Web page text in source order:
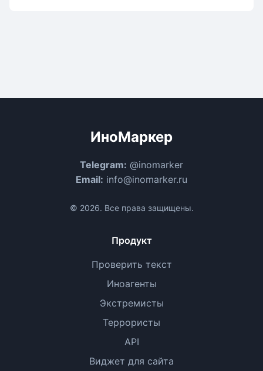
ИноМаркер
Telegram: @inomarker
Email: info@inomarker.ru
© 2026. Все права защищены.
Продукт
Проверить текст
Иноагенты
Экстремисты
Террористы
API
Виджет для сайта